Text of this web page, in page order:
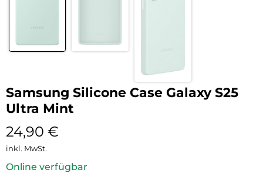
Samsung Silicone Case Galaxy S25
Ultra Mint
24,90 €
inkl. MwSt.
Online verfügbar